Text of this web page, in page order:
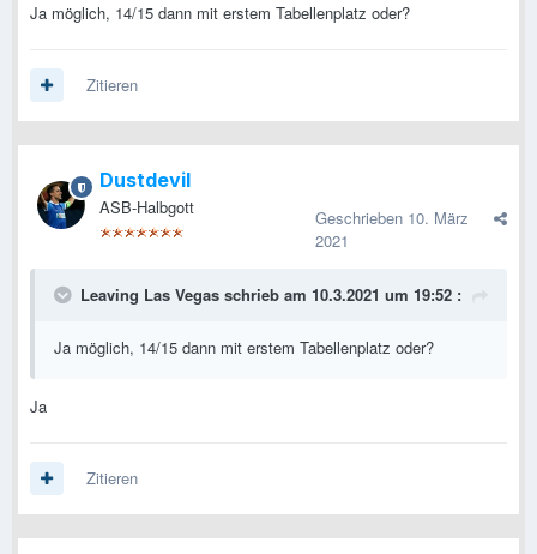
Ja möglich, 14/15 dann mit erstem Tabellenplatz oder?
Zitieren
Dustdevil
ASB-Halbgott Geschrieben 10. März
2021
Leaving Las Vegas schrieb am 10.3.2021 um 19:52 :
Ja möglich, 14/15 dann mit erstem Tabellenplatz oder?
Ja
Zitieren